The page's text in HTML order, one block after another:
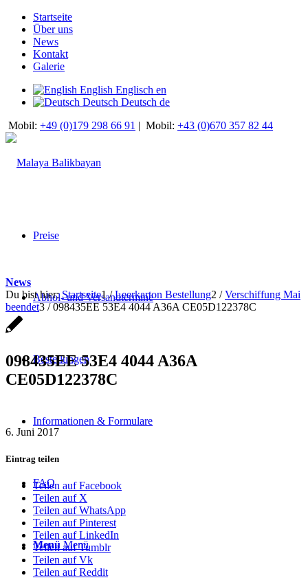
Startseite
Über uns
News
Kontakt
Galerie
English Englisch en
Deutsch Deutsch de
Mobil: +49 (0)179 298 66 91 | Mobil: +43 (0)670 357 82 44
Preise
Abhol- und Versandtermine
Bestellungen
Informationen & Formulare
FAQ
Menü Menü
News
Du bist hier: Startseite1 / Leerkarton Bestellung2 / Verschiffung Mai
beendet3 / 098435EE 53E4 4044 A36A CE05D122378C
098435EE 53E4 4044 A36A
CE05D122378C
6. Juni 2017
Eintrag teilen
Teilen auf Facebook
Teilen auf X
Teilen auf WhatsApp
Teilen auf Pinterest
Teilen auf LinkedIn
Teilen auf Tumblr
Teilen auf Vk
Teilen auf Reddit